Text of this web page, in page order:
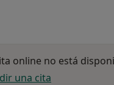
online no está
una cita